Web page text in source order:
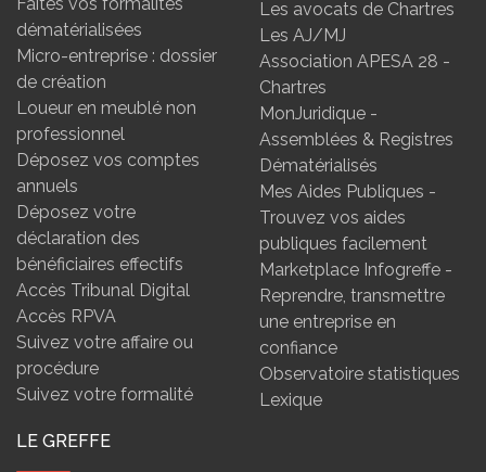
dématérialisées
Micro-entreprise : dossier
de création
Loueur en meublé non
professionnel
Déposez vos comptes
annuels
Déposez votre
déclaration des
bénéficiaires effectifs
Accès Tribunal Digital
Accès RPVA
Suivez votre affaire ou
procédure
Suivez votre formalité
Les avocats de Chartres
Les AJ/MJ
Association APESA 28 -
Chartres
MonJuridique -
Assemblées & Registres
Dématérialisés
Mes Aides Publiques -
Trouvez vos aides
publiques facilement
Marketplace Infogreffe -
Reprendre, transmettre
une entreprise en
confiance
Observatoire statistiques
Lexique
LE GREFFE